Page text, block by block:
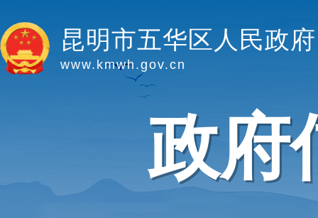
昆明市五华区人民政府
www.kmwh.gov.cn
政府